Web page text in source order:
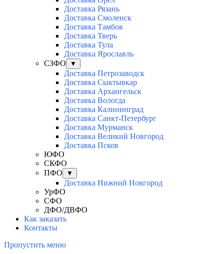
Доставка Рязань
Доставка Смоленск
Доставка Тамбов
Доставка Тверь
Доставка Тула
Доставка Ярославль
СЗФО
▼
Доставка Петрозаводск
Доставка Сыктывкар
Доставка Архангельск
Доставка Вологда
Доставка Калининград
Доставка Санкт-Петербург
Доставка Мурманск
Доставка Великий Новгород
Доставка Псков
ЮФО
СКФО
ПФО
▼
Доставка Нижний Новгород
УрФО
СФО
ДФО/ДВФО
Как заказать
Контакты
Пропустить меню